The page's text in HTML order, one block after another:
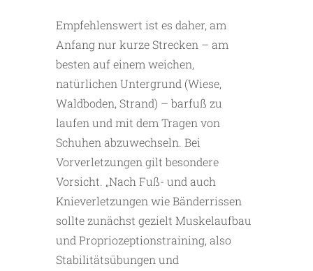
Empfehlenswert ist es daher, am
Anfang nur kurze Strecken – am
besten auf einem weichen,
natürlichen Untergrund (Wiese,
Waldboden, Strand) – barfuß zu
laufen und mit dem Tragen von
Schuhen abzuwechseln. Bei
Vorverletzungen gilt besondere
Vorsicht. „Nach Fuß- und auch
Knieverletzungen wie Bänderrissen
sollte zunächst gezielt Muskelaufbau
und Propriozeptionstraining, also
Stabilitätsübungen und